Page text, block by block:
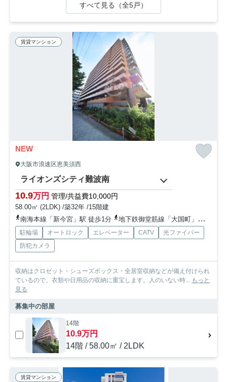
すべて見る（全5戸）
賃貸マンション
NEW
大阪市浪速区恵美須西
ライオンズシティ難波南
10.9万円 管理/共益費10,000円
58.00㎡ (2LDK) /築32年 /15階建
南海本線「新今宮」駅 徒歩1分
地下鉄御堂筋線「大国町」駅 徒歩9分
駐輪場 オートロック エレベーター CATV
光ファイバー
防犯カメラ
収納はクロゼット・シューズボックス・全居室収納などが備え付けられ
ているので、衣類や日用品の収納に重宝します。人のいない時... もっと
見る
募集中の部屋
14階
10.9万円
14階 / 58.00㎡ / 2LDK
賃貸マンション